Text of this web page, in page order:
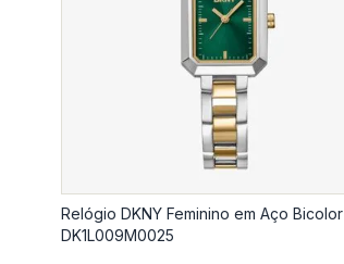
Relógio DKNY Feminino em Aço Bicolor
DK1L009M0025